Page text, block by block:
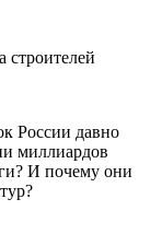
строителей
России давно
миллиардов
И почему они